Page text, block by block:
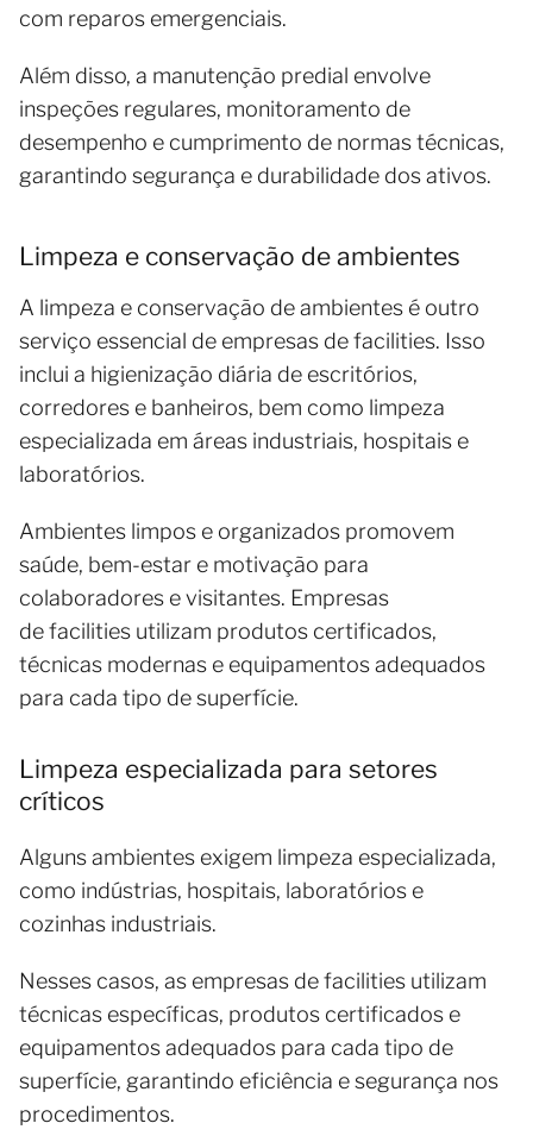
com reparos emergenciais.
Além disso, a manutenção predial envolve
inspeções regulares, monitoramento de
desempenho e cumprimento de normas técnicas,
garantindo segurança e durabilidade dos ativos.
Limpeza e conservação de ambientes
A limpeza e conservação de ambientes é outro
serviço essencial de empresas de facilities. Isso
inclui a higienização diária de escritórios,
corredores e banheiros, bem como limpeza
especializada em áreas industriais, hospitais e
laboratórios.
Ambientes limpos e organizados promovem
saúde, bem-estar e motivação para
colaboradores e visitantes. Empresas
de facilities utilizam produtos certificados,
técnicas modernas e equipamentos adequados
para cada tipo de superfície.
Limpeza especializada para setores
críticos
Alguns ambientes exigem limpeza especializada,
como indústrias, hospitais, laboratórios e
cozinhas industriais.
Nesses casos, as empresas de facilities utilizam
técnicas específicas, produtos certificados e
equipamentos adequados para cada tipo de
superfície, garantindo eficiência e segurança nos
procedimentos.